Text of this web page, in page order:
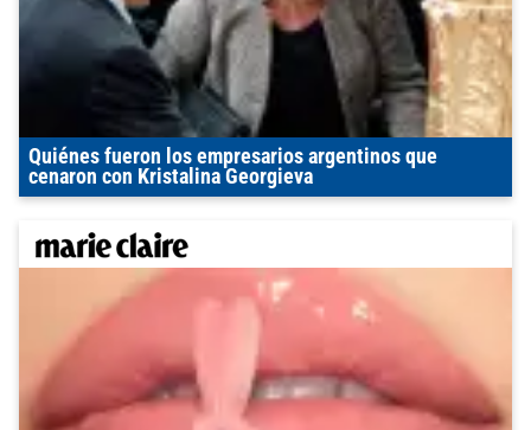
Quiénes fueron los empresarios argentinos que
cenaron con Kristalina Georgieva